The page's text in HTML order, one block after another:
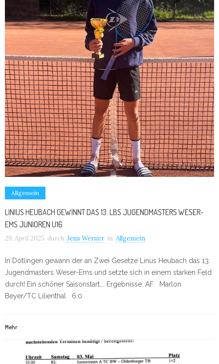
Allgemein
LINIUS HEUBACH GEWINNT DAS 13. LBS JUGENDMASTERS WESER-
EMS JUNIOREN U16
29. April 2025 durch Jens Werner in Allgemein
In Dötlingen gewann der an Zwei Gesetze Linus Heubach das 13.
Jugendmasters Weser-Ems und setzte sich in einem starken Feld
durch! Ein schöner Saisonstart…. Ergebnisse: AF Marlon
Beyer/TC Lilienthal 6:0
Mehr